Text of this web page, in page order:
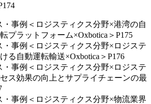
・事例＜ロジスティクス分野×港湾の自
プラットフォーム×Oxbotica＞P175
・事例＜ロジスティクス分野×ロジステ
る自動運転輸送×Oxbotica＞P176
・事例＜ロジスティクス分野×ロジステ
ス効果の向上とサプライチェーンの最
・事例＜ロジスティクス分野×物流業界